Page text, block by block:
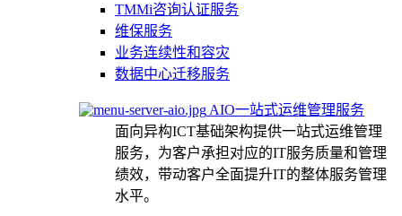
TMMi咨询认证服务
维保服务
业务连续性和容灾
数据中心迁移服务
AIO一站式运维管理服务
面向异构ICT基础架构提供一站式运维管理
服务，为客户承担对应的IT服务质量和管理
绩效，带动客户全面提升IT的整体服务管理
水平。